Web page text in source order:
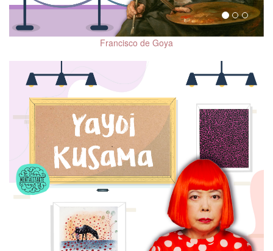
Atención e Hiperactividad
Adicciones
Prevención de Suicidio
Trastorno Bipolar (TBP)
Reconocimiento de la
violencia
Francisco de Goya